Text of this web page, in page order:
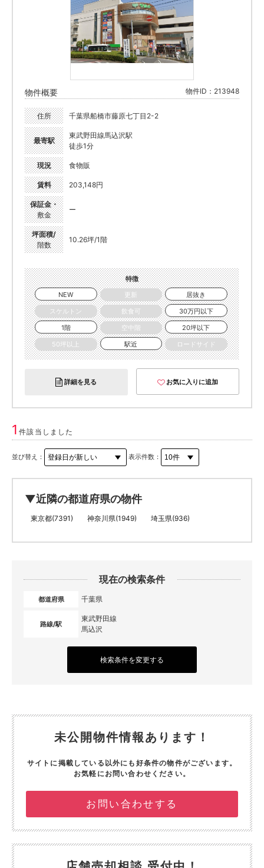
物件概要 物件ID：213948
住所 千葉県船橋市藤原七丁目2-2
最寄駅
東武野田線馬込沢駅
徒歩1分
現況 食物販
賃料 203,148円
保証金・
敷金
ー
坪面積/
階数
10.26坪/1階
特徴
NEW
更新
居抜き
スケルトン
飲食可
30万円以下
1階
空中階
20坪以下
50坪以上
駅近 ロードサイド
詳細を見る お気に入りに追加
1件該当しました
並び替え： 表示件数：
▼近隣の都道府県の物件
東京都(7391) 神奈川県(1949) 埼玉県(936)
現在の検索条件
都道府県 千葉県
路線/駅
東武野田線
馬込沢
検索条件を変更する
未公開物件情報あります！
サイトに掲載している以外にも好条件の物件がございます。
お気軽にお問い合わせください。
お問い合わせする